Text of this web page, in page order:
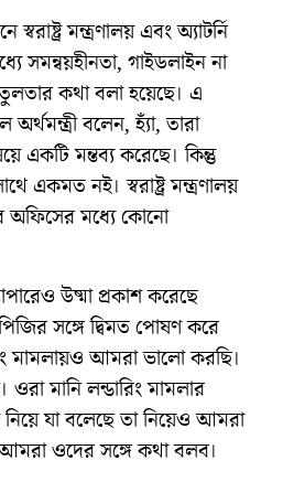
মন্ত্রণালয় এবং অ্যাটর্নি
সমন্বয়হীনতা, গাইডলাইন না
কথা বলা হয়েছে। এ
বলেন, হ্যাঁ, তারা
একটি মন্তব্য করেছে। কিন্তু
একমত নই। স্বরাষ্ট্র মন্ত্রণালয়
অফিসের মধ্যে কোনো
উষ্মা প্রকাশ করেছে
সঙ্গে দ্বিমত পোষণ করে
মামলায়ও আমরা ভালো করছি।
ওরা মানি লন্ডারিং মামলার
নিয়ে যা বলেছে তা নিয়েও আমরা
ওদের সঙ্গে কথা বলব।